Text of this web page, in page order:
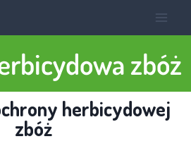
zbóż
herbicydowej
zbóż